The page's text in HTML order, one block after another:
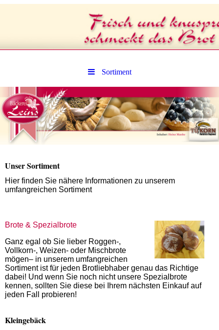
Sortiment
Unser Sortiment
Hier finden Sie nähere Informationen zu unserem
umfangreichen Sortiment
Brote & Spezialbrote
Ganz egal ob Sie lieber Roggen-,
Vollkorn-, Weizen- oder Mischbrote
mögen– in unserem umfangreichen
Sortiment ist für jeden Brotliebhaber genau das Richtige
dabei! Und wenn Sie noch nicht unsere Spezialbrote
kennen, sollten Sie diese bei Ihrem nächsten Einkauf auf
jeden Fall probieren!
Kleingebäck